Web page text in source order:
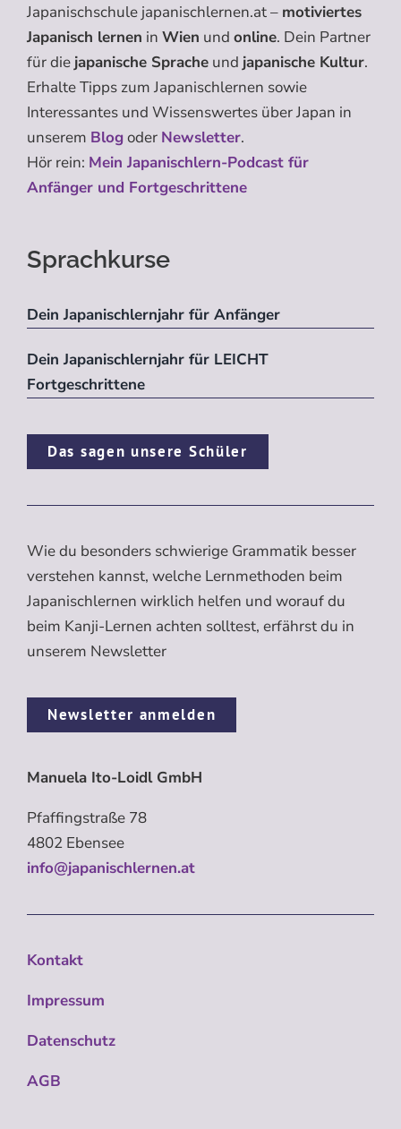
Japanischschule japanischlernen.at – motiviertes
Japanisch lernen in Wien und online. Dein Partner
für die japanische Sprache und japanische Kultur.
Erhalte Tipps zum Japanischlernen sowie
Interessantes und Wissenswertes über Japan in
unserem Blogoder Newsletter.
Hör rein: Mein Japanischlern-Podcast für
Anfänger und Fortgeschrittene
Sprachkurse
Dein Japanischlernjahr für Anfänger
Dein Japanischlernjahr für LEICHT
Fortgeschrittene
Das sagen unsere Schüler
Wie du besonders schwierige Grammatik besser
verstehen kannst, welche Lernmethoden beim
Japanischlernen wirklich helfen und worauf du
beim Kanji-Lernen achten solltest, erfährst du in
unserem Newsletter
Newsletter anmelden
Manuela Ito-Loidl GmbH
Pfaffingstraße 78
4802 Ebensee
info@japanischlernen.at
Kontakt
Impressum
Datenschutz
AGB